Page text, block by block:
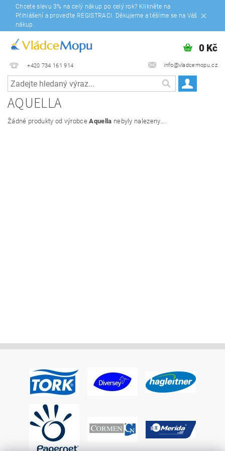
Chcete slevu 3% na celý nákup po celý rok? Klikněte na
Přihlášení a proveďte REGISTRACI. Děkujeme a těšíme se na Váš
nákup.
+420 734 161 914 info@vladcemopu.cz
0 Kč
AQUELLA
Žádné produkty od výrobceAquella nebyly nalezeny....